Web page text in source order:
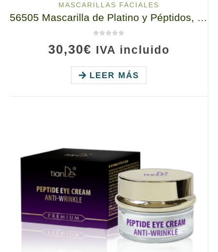
MASCARILLAS FACIALES
56505 Mascarilla de Platino y Péptidos, tianDe, 60 ml, Peeling, Limpieza y Rejuvenecimiento
30,30€ IVA incluido
LEER MÁS